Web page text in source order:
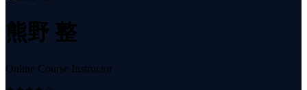
熊野 整
Online Course Instructor